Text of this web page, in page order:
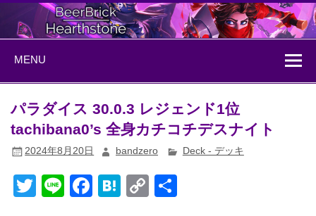
Skip
content
BeerBrick
Hearthstone
MENU
パラダイス 30.0.3 レジェンド1位
tachibana0’s 全身カチコチデスナイト
2024年8月20日 bandzero Deck - デッキ
T
Li
F
H
C